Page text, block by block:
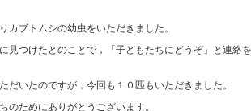
カブトムシの幼虫をいただきました。
見つけたとのことで，「子どもたちにどうぞ」と連絡
だいたのですが，今回も１０匹もいただきました。
のためにありがとうございます。